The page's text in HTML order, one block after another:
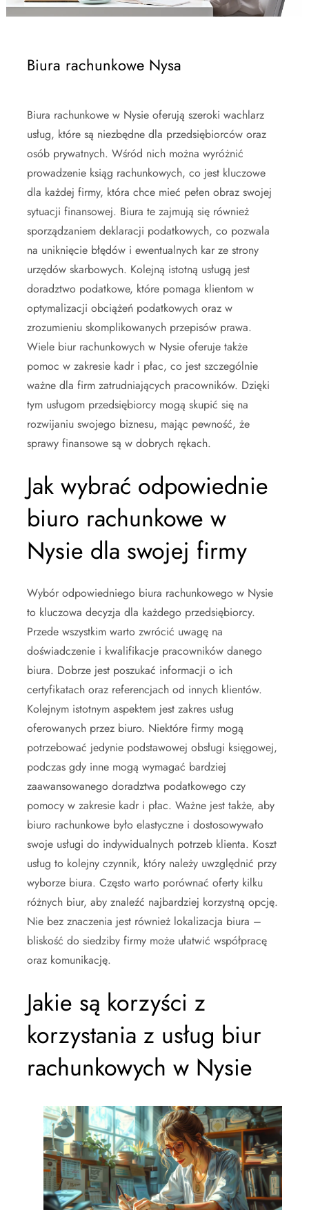
Biura rachunkowe Nysa
Biura rachunkowe w Nysie oferują szeroki wachlarz
usług, które są niezbędne dla przedsiębiorców oraz
osób prywatnych. Wśród nich można wyróżnić
prowadzenie ksiąg rachunkowych, co jest kluczowe
dla każdej firmy, która chce mieć pełen obraz swojej
sytuacji finansowej. Biura te zajmują się również
sporządzaniem deklaracji podatkowych, co pozwala
na uniknięcie błędów i ewentualnych kar ze strony
urzędów skarbowych. Kolejną istotną usługą jest
doradztwo podatkowe, które pomaga klientom w
optymalizacji obciążeń podatkowych oraz w
zrozumieniu skomplikowanych przepisów prawa.
Wiele biur rachunkowych w Nysie oferuje także
pomoc w zakresie kadr i płac, co jest szczególnie
ważne dla firm zatrudniających pracowników. Dzięki
tym usługom przedsiębiorcy mogą skupić się na
rozwijaniu swojego biznesu, mając pewność, że
sprawy finansowe są w dobrych rękach.
Jak wybrać odpowiednie
biuro rachunkowe w
Nysie dla swojej firmy
Wybór odpowiedniego biura rachunkowego w Nysie
to kluczowa decyzja dla każdego przedsiębiorcy.
Przede wszystkim warto zwrócić uwagę na
doświadczenie i kwalifikacje pracowników danego
biura. Dobrze jest poszukać informacji o ich
certyfikatach oraz referencjach od innych klientów.
Kolejnym istotnym aspektem jest zakres usług
oferowanych przez biuro. Niektóre firmy mogą
potrzebować jedynie podstawowej obsługi księgowej,
podczas gdy inne mogą wymagać bardziej
zaawansowanego doradztwa podatkowego czy
pomocy w zakresie kadr i płac. Ważne jest także, aby
biuro rachunkowe było elastyczne i dostosowywało
swoje usługi do indywidualnych potrzeb klienta. Koszt
usług to kolejny czynnik, który należy uwzględnić przy
wyborze biura. Często warto porównać oferty kilku
różnych biur, aby znaleźć najbardziej korzystną opcję.
Nie bez znaczenia jest również lokalizacja biura –
bliskość do siedziby firmy może ułatwić współpracę
oraz komunikację.
Jakie są korzyści z
korzystania z usług biur
rachunkowych w Nysie